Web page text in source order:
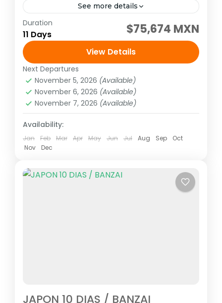
See more details
Visitando: Tokio, Hakone, Kioto, Nara,
Kanazawa, Shirakawago, Takayama y
Gero/Gifu, Osaka Salidas: Todos los Martes
o viernes o lunes (garantizadas con un
mínimo de dos...
Asia,Asia del extremo oriente
1 Person
Duration
11 Days $75,674 MXN
View Details
Next Departures
November 5, 2026 (Available)
November 6, 2026 (Available)
November 7, 2026 (Available)
Availability:
Jan Feb Mar Apr May Jun Jul Aug Sep
Oct
Nov
Dec
JAPON 10 DIAS / BANZAI